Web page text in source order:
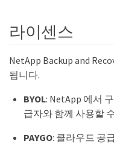
라이센스
NetApp Backup and
됩니다.
BYOL: NetApp 에서
급자와 함께 사용할
PAYGO: 클라우드 공